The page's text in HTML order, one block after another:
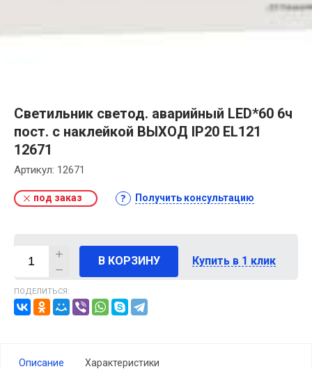
Светильник светод. аварийный LED*60 6ч
пост. с наклейкой ВЫХОД IP20 EL121
12671
Артикул: 12671
под заказ Получить консультацию
В КОРЗИНУ Купить в 1 клик
ПОДЕЛИТЬСЯ:
Описание Характеристики